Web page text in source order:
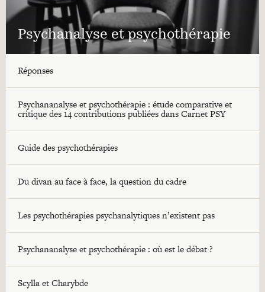
Psychanalyse et psychothérapie
Réponses
Psychananalyse et psychothérapie : étude comparative et
critique des 14 contributions publiées dans Carnet PSY
Guide des psychothérapies
Du divan au face à face, la question du cadre
Les psychothérapies psychanalytiques n’existent pas
Psychananalyse et psychothérapie : où est le débat ?
Scylla et Charybde